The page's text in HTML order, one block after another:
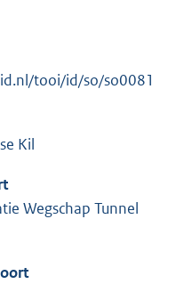
tooi/id/so/so0081
Kil
Wegschap Tunnel